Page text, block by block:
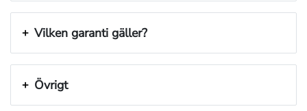
Vilken garanti gäller?
Övrigt